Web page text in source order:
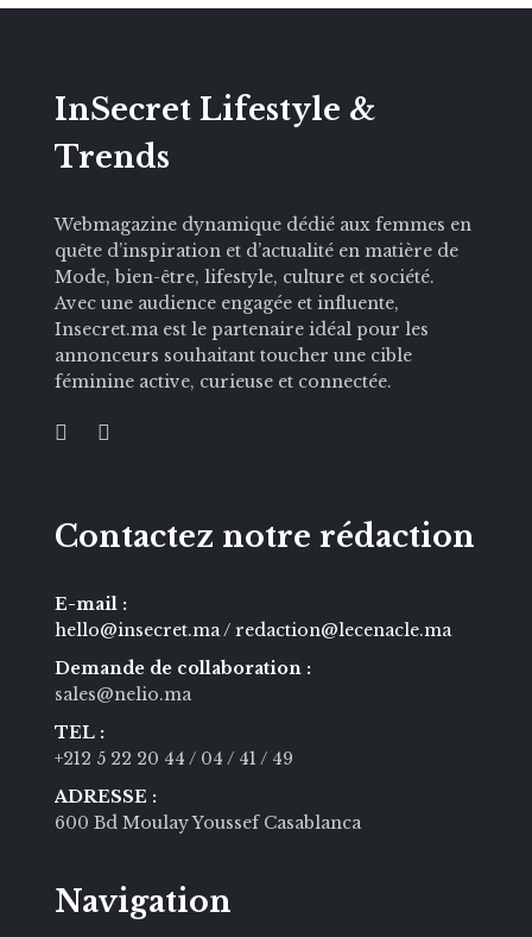
InSecret Lifestyle &
Trends
Webmagazine dynamique dédié aux femmes en
quête d’inspiration et d’actualité en matière de
Mode, bien-être, lifestyle, culture et société.
Avec une audience engagée et influente,
Insecret.ma est le partenaire idéal pour les
annonceurs souhaitant toucher une cible
féminine active, curieuse et connectée.
Contactez notre rédaction
E-mail :
hello@insecret.ma / redaction@lecenacle.ma
Demande de collaboration :
sales@nelio.ma
TEL :
+212 5 22 20 44 / 04 / 41 / 49
ADRESSE :
600 Bd Moulay Youssef Casablanca
Navigation